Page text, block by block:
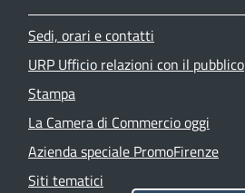
Sedi, orari e contatti
URP Ufficio relazioni con il pubblico
Stampa
La Camera di Commercio oggi
Azienda speciale PromoFirenze
Siti tematici